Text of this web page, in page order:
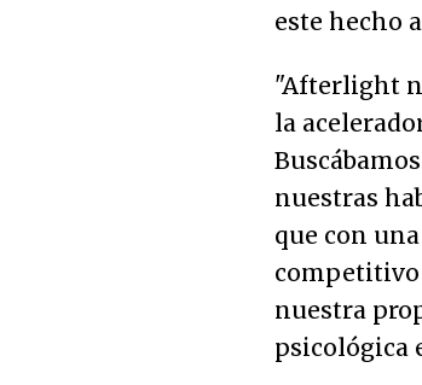
este hecho
"Afterlight
la
nuestras
que con
competitivo
nuestra
psicológica